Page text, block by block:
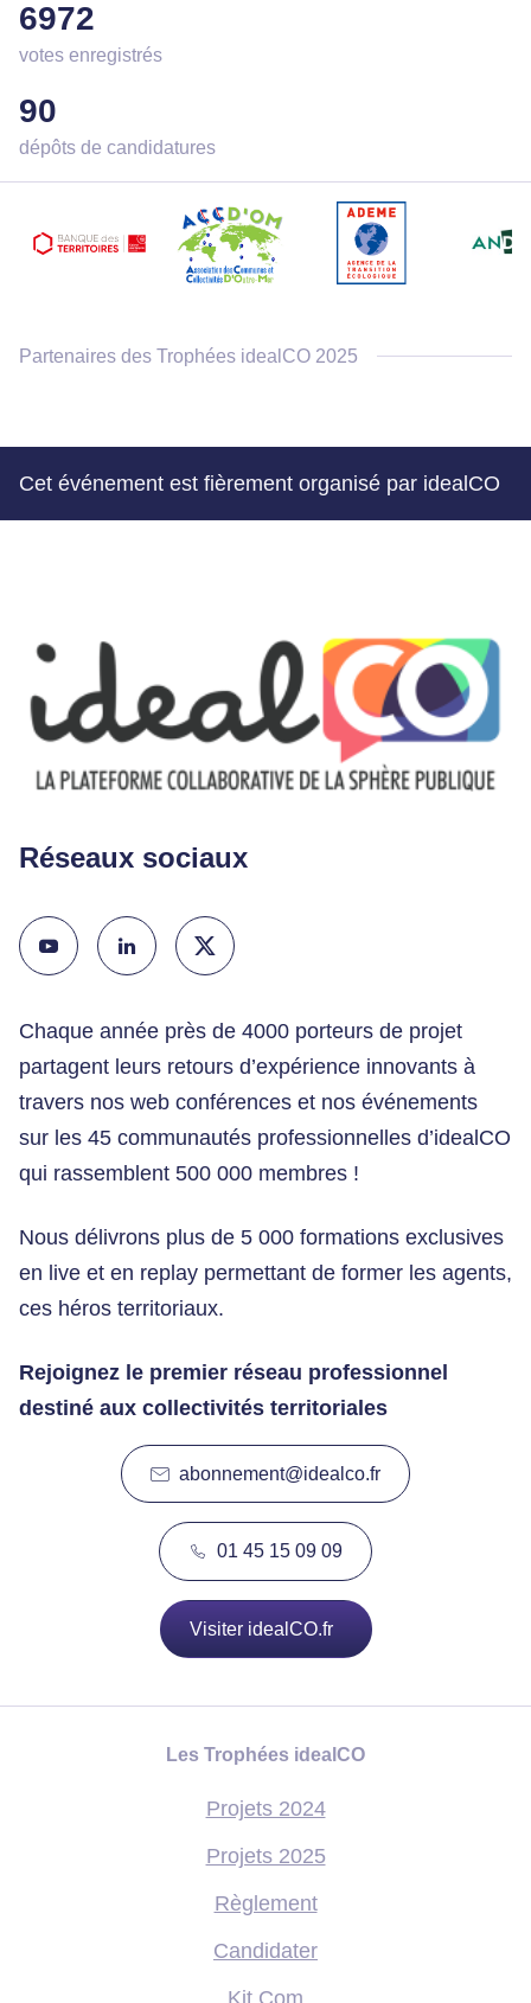
6972
votes enregistrés
90
dépôts de candidatures
Partenaires des Trophées idealCO 2025
Cet événement est fièrement organisé par idealCO
Réseaux sociaux
Chaque année près de 4000 porteurs de projet
partagent leurs retours d’expérience innovants à
travers nos web conférences et nos événements
sur les 45 communautés professionnelles d’idealCO
qui rassemblent 500 000 membres !
Nous délivrons plus de 5 000 formations exclusives
en live et en replay permettant de former les agents,
ces héros territoriaux.
Rejoignez le premier réseau professionnel
destiné aux collectivités territoriales
abonnement@idealco.fr
01 45 15 09 09
Visiter idealCO.fr
Les Trophées idealCO
Projets 2024
Projets 2025
Règlement
Candidater